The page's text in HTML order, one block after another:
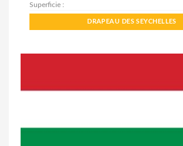
Superficie :
DRAPEAU DES SEYCHELLES